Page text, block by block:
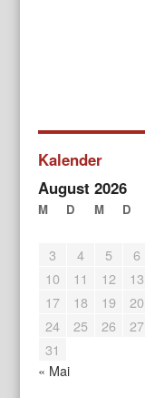
Kalender
August 2026
M D M D
« Mai
3
4 5 6
10
11 12 13
17
18 19 20
24
25 26 27
31